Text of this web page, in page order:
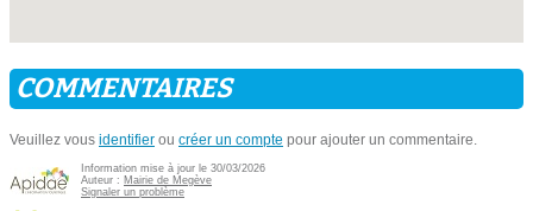
COMMENTAIRES
Veuillez vous identifier ou créer un compte pour ajouter un commentaire.
Information mise à jour le 30/03/2026
Auteur : Mairie de Megève
Signaler un problème